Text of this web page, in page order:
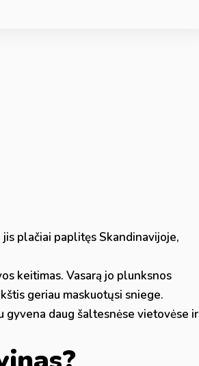
plačiai paplitęs Skandinavijoje,
keitimas. Vasarą jo plunksnos
geriau maskuotųsi sniege.
gyvena daug šaltesnėse vietovėse ir